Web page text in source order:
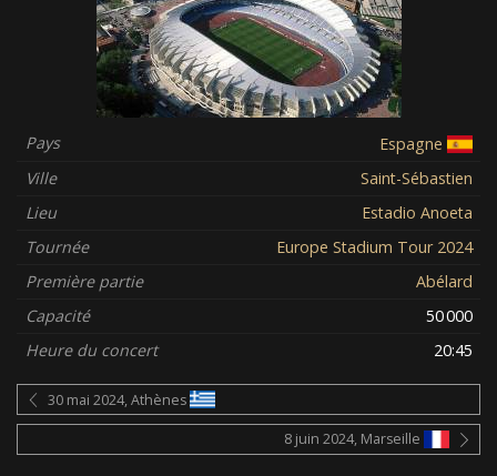
Pays
Espagne
Ville
Saint-Sébastien
Lieu
Estadio Anoeta
Tournée
Europe Stadium Tour 2024
Première partie
Abélard
Capacité
50 000
Heure du concert
20:45
30 mai 2024, Athènes
8 juin 2024, Marseille